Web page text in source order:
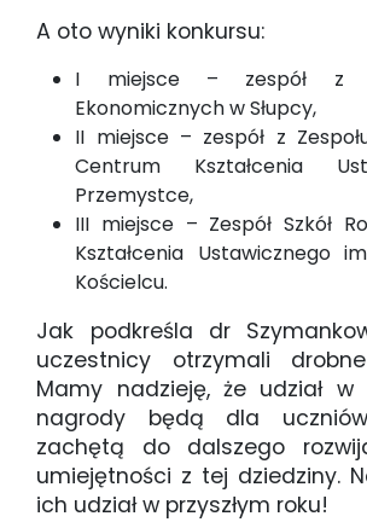
A oto wyniki konkursu:
I miejsce – zespół z
Ekonomicznych w Słupcy,
II miejsce – zespół z
Centrum Kształcenia
Przemystce,
III miejsce – Zespół Szkół
Kształcenia Ustawicznego
Kościelcu.
Jak podkreśla dr
uczestnicy otrzymali
Mamy nadzieję, że udział
nagrody będą dla
zachętą do dalszego
umiejętności z tej dziedziny.
ich udział w przyszłym roku!